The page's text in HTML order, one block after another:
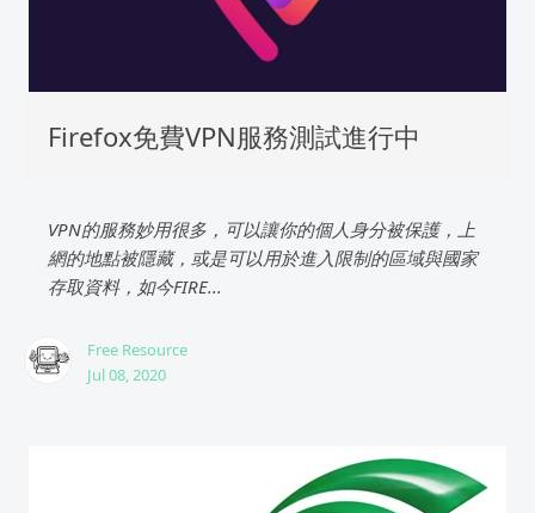
Firefox免費VPN服務測試進行中
VPN的服務妙用很多，可以讓你的個人身分被保護，上
網的地點被隱藏，或是可以用於進入限制的區域與國家
存取資料，如今FIRE...
Free Resource
Jul 08, 2020